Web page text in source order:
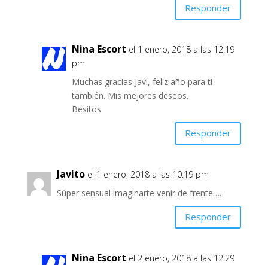
Responder
Nina Escort el 1 enero, 2018 a las 12:19
pm
Muchas gracias Javi, feliz año para ti
también. Mis mejores deseos.
Besitos
Responder
Javito el 1 enero, 2018 a las 10:19 pm
Súper sensual imaginarte venir de frente….
Responder
Nina Escort el 2 enero, 2018 a las 12:29